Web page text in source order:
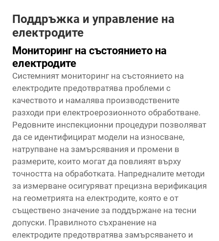
Поддръжка и управление на
електродите
Мониторинг на състоянието на
електродите
Системният мониторинг на състоянието на
електродите предотвратява проблеми с
качеството и намалява производствените
разходи при електроерозионното обработване.
Редовните инспекционни процедури позволяват
да се идентифицират модели на износване,
натрупване на замърсявания и промени в
размерите, които могат да повлияят върху
точността на обработката. Напредналите методи
за измерване осигуряват прецизна верификация
на геометрията на електродите, която е от
съществено значение за поддържане на тесни
допуски. Правилното съхранение на
електродите предотвратява замърсяването и